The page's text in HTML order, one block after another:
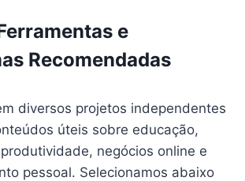
e
Recomendadas
diversos projetos independentes
úteis sobre educação,
negócios online e
pessoal. Selecionamos abaixo